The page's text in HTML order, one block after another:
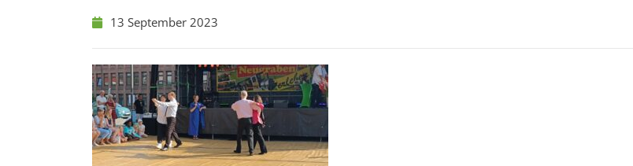
13 September 2023